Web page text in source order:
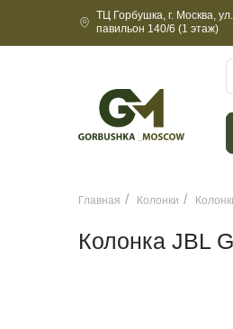
ТЦ Горбушка, г. Москва,
павильон 140/6 (1 этаж)
Главная Колонки
Колонка JBL